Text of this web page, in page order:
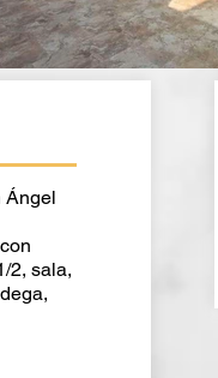
Ángel
2, sala,